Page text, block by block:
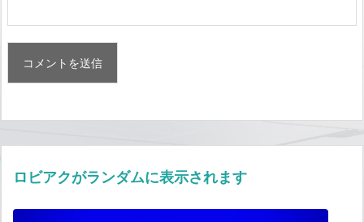
ロビアクがランダムに表示されます